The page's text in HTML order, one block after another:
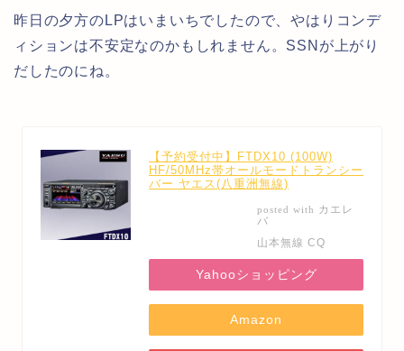
昨日の夕方のLPはいまいちでしたので、やはりコンデ
ィションは不安定なのかもしれません。SSNが上がり
だしたのにね。
【予約受付中】FTDX10 (100W)
HF/50MHz帯オールモードトランシー
バー ヤエス(八重洲無線)
posted with カエレ
バ
山本無線 CQ
Yahooショッピング
Amazon